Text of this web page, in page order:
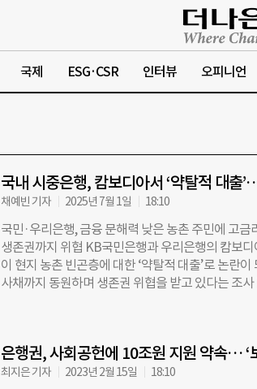
국제 ESG·CSR 인터뷰 오피니언
국내 시중은행, 캄보디아서 ‘약탈적 대출
채예빈 기자 2025년 7월 1일 18:10
국민·우리은행, 금융 문해력 낮은 농촌 주민에 고
생존권까지 위협 KB국민은행과 우리은행의 캄보
이 현지 농촌 빈곤층에 대한 ‘약탈적 대출’로 논란
사채까지 동원하며 생존권 위협을 받고 있다는 조
층을 대상으로 한 과도한 대출 권유, 고금리, 강압적
인 약탈적 대출’이라고 규정했다. 피해자 상당수는
은행권, 사회공헌에 10조원 지원 약속… ‘
최지은 기자 2023년 2월 15일 18:10